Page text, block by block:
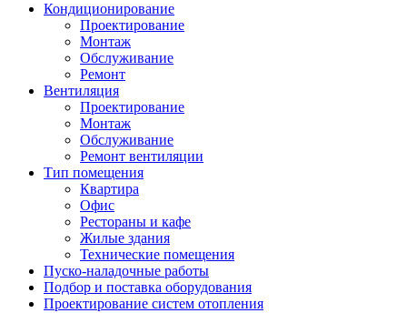
Кондиционирование
Проектирование
Монтаж
Обслуживание
Ремонт
Вентиляция
Проектирование
Монтаж
Обслуживание
Ремонт вентиляции
Тип помещения
Квартира
Офис
Рестораны и кафе
Жилые здания
Технические помещения
Пуско-наладочные работы
Подбор и поставка оборудования
Проектирование систем отопления